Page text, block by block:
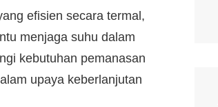
efisien secara termal,
menjaga suhu dalam
kebutuhan pemanasan
upaya keberlanjutan